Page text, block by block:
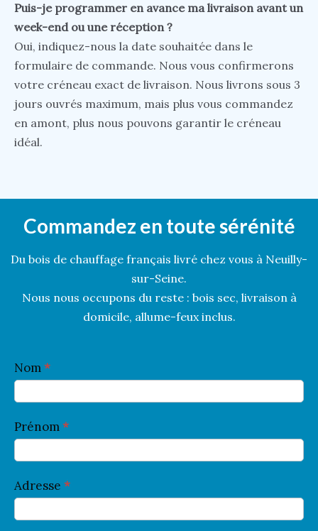
Puis-je programmer en avance ma livraison avant un
week-end ou une réception ?
Oui, indiquez-nous la date souhaitée dans le
formulaire de commande. Nous vous confirmerons
votre créneau exact de livraison. Nous livrons sous 3
jours ouvrés maximum, mais plus vous commandez
en amont, plus nous pouvons garantir le créneau
idéal.
Commandez en toute sérénité
Du bois de chauffage français livré chez vous à Neuilly-
sur-Seine.
Nous nous occupons du reste : bois sec, livraison à
domicile, allume-feux inclus.
C
o
n
t
a
c
t
Nom*
Prénom*
Adresse *